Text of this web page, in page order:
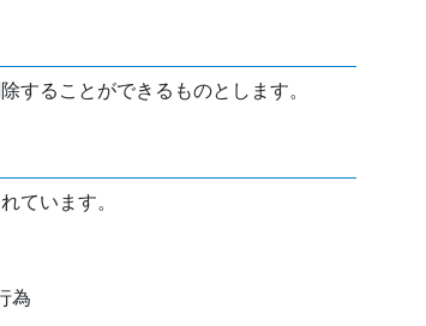
することができるものとします。
ています。
為